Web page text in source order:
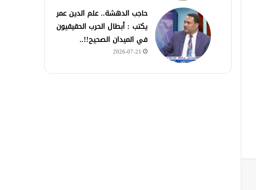
حاجب الدهشة.. علم الدين عمر
يكتب : أبطال الحرب الحقيقيون
في الميدان الصحيح!!..
2026-07-21